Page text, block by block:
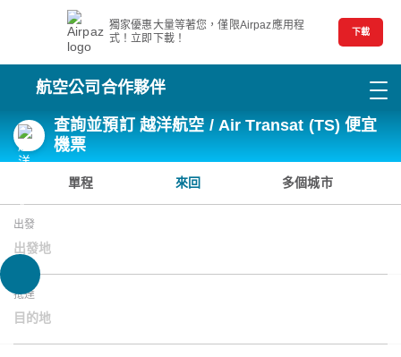
獨家優惠大量等著您，僅限Airpaz應用程
式！立即下載！
下載
航空公司合作夥伴
查詢並預訂 越洋航空 / Air Transat (TS) 便宜
機票
單程 來回 多個城市
出發
出發地
抵達
目的地